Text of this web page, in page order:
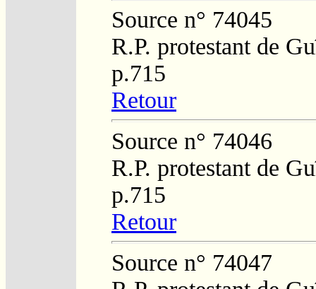
Source n° 74045
R.P. protestant de
p.715
Retour
Source n° 74046
R.P. protestant de
p.715
Retour
Source n° 74047